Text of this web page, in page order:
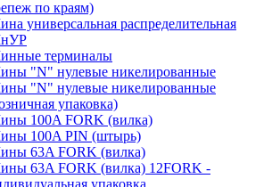
по краям)
универсальная распределительная
терминалы
"N" нулевые никелированные
"N" нулевые никелированные
упаковка)
100A FORK (вилка)
100A PIN (штырь)
63A FORK (вилка)
63A FORK (вилка) 12FORK -
упаковка